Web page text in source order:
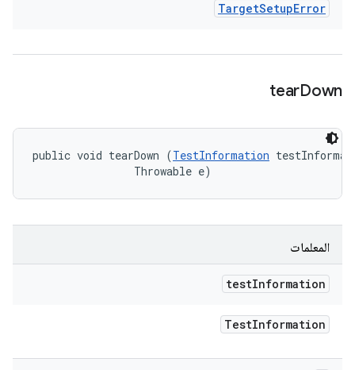
TargetSetupError
tearDown
public void tearDown (TestInformation
                Throwable e)
المعلمات
testInformation
TestInformation